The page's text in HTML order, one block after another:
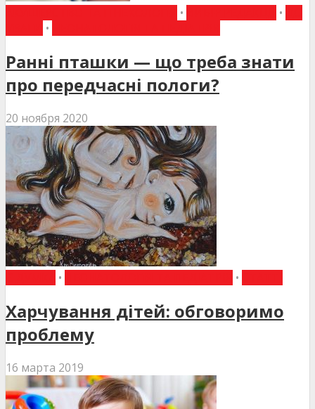
• •
•
Ранні пташки — що треба знати
про передчасні пологи?
20 ноября 2020
• •
Харчування дітей: обговоримо
проблему
16 марта 2019